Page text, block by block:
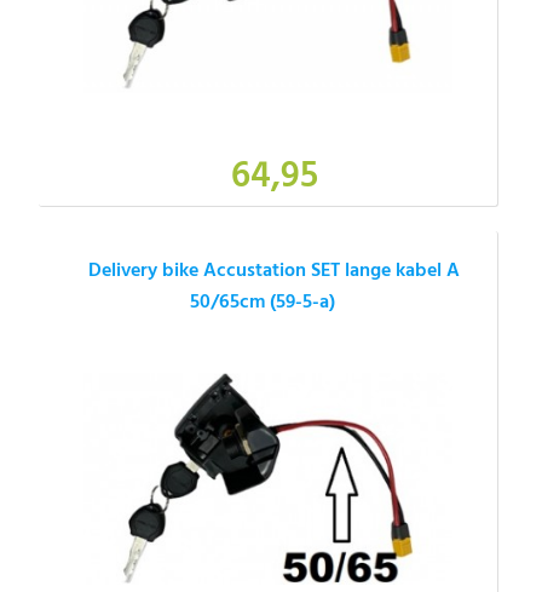
64,95
Delivery bike Accustation SET lange kabel A
50/65cm (59-5-a)